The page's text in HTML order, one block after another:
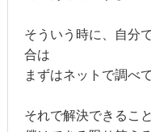
そういう時に、自分
合は
まずはネットで調べ
それで解決できるこ